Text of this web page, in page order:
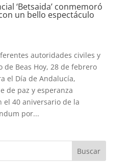
‘Betsaida’ conmemoró
un bello espectáculo
autoridades civiles y
Beas Hoy, 28 de febrero
el Día de Andalucía,
de paz y esperanza
el 40 aniversario de la
por...